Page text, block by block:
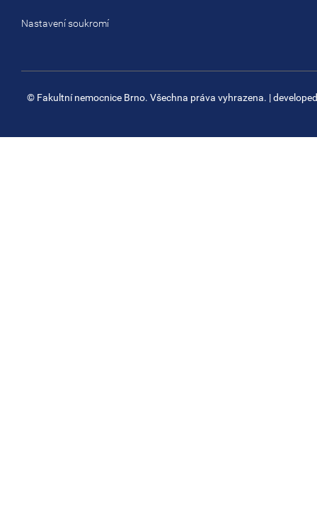
Nastavení soukromí
© Fakultní nemocnice Brno. Všechna práva vyhrazena. |